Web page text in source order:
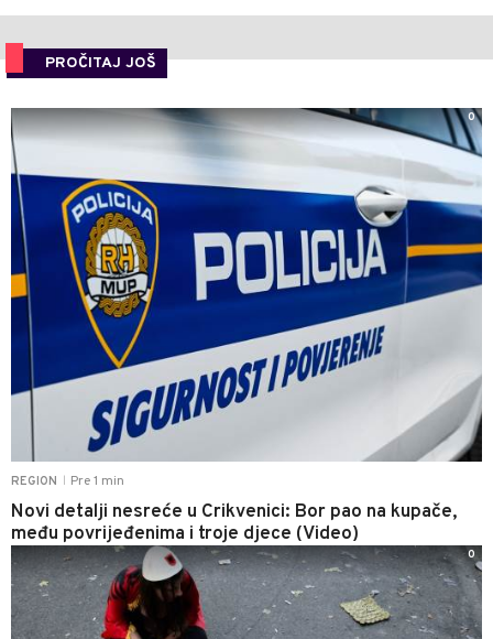
PROČITAJ JOŠ
REGION Pre 1 min
Novi detalji nesreće u Crikvenici: Bor pao na kupače,
među povrijeđenima i troje djece (Video)
0
0